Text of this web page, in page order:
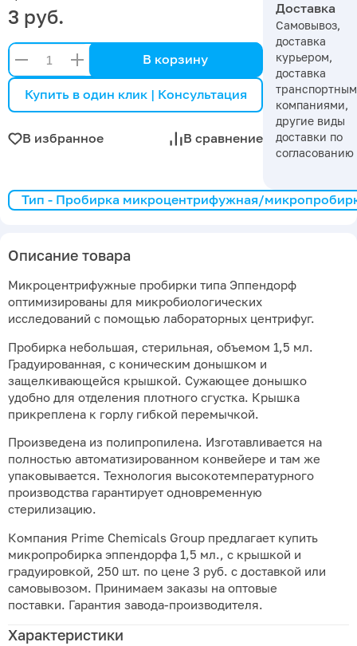
3 руб.
В корзину
Купить в один клик | Консультация
В избранное В сравнение
Доставка
Самовывоз,
доставка
курьером,
доставка
компаниями,
другие виды
доставки по
согласованию
Тип - Пробирка микроцентрифужная/
Описание товара
Микроцентрифужные пробирки типа Эппендорф
оптимизированы для микробиологических
исследований с помощью лабораторных центрифуг.
Пробирка небольшая, стерильная, объемом 1,5 мл.
Градуированная, с коническим донышком и
защелкивающейся крышкой. Сужающее донышко
удобно для отделения плотного сгустка. Крышка
прикреплена к горлу гибкой перемычкой.
Произведена из полипропилена. Изготавливается на
полностью автоматизированном конвейере и там же
упаковывается. Технология высокотемпературного
производства гарантирует одновременную
стерилизацию.
Компания Prime Chemicals Group предлагает купить
микропробирка эппендорфа 1,5 мл., с крышкой и
градуировкой, 250 шт. по цене 3 руб. с доставкой или
самовывозом. Принимаем заказы на оптовые
поставки. Гарантия завода-производителя.
Характеристики